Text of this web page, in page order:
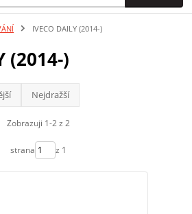
IVECO DAILY (2014-)
(2014-)
Nejdražší
Zobrazuji 1-2 z 2
strana z 1